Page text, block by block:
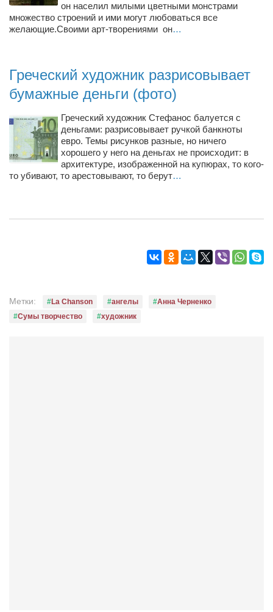
он населил милыми цветными монстрами
множество строений и ими могут любоваться все
желающие.Своими арт-творениями он…
Греческий художник разрисовывает
бумажные деньги (фото)
Греческий художник Стефанос балуется с
деньгами: разрисовывает ручкой банкноты
евро. Темы рисунков разные, но ничего
хорошего у него на деньгах не происходит: в
архитектуре, изображенной на купюрах, то кого-
то убивают, то арестовывают, то берут…
Метки: La Chanson ангелы
Анна Черненко
Сумы творчество
художник